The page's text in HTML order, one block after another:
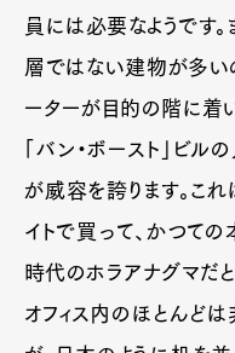
員には必要なようです
層ではない建物が多い
ーターが目的の階に着い
「バン・ボースト」ビ
が威容を誇ります。こ
イトで買って、かつて
時代のホラアナグマだと
オフィス内のほとんど